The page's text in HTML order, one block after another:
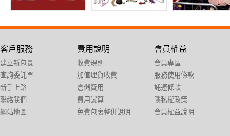
客戶服務
建立新包裹
查詢委託單
新手上路
聯絡我們
網站地圖
費用說明
收費規則
加值理貨收費
倉儲費用
費用試算
免費包裏整併說明
會員權益
會員專區
服務使用條款
託運條款
隱私權政策
會員權益說明